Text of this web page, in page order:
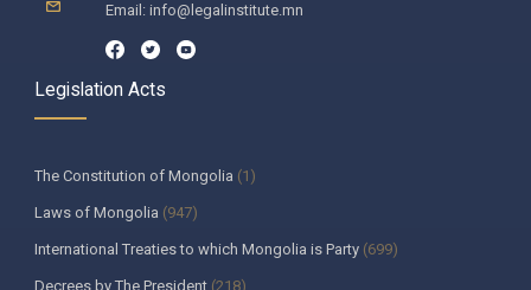
Email: info@legalinstitute.mn
Legislation Acts
The Constitution of Mongolia (1)
Laws of Mongolia (947)
International Treaties to which Mongolia is Party (699)
Decrees by The President (218)